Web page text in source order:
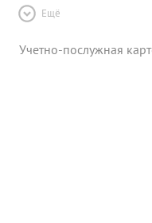
Ещё
Учетно-послужная